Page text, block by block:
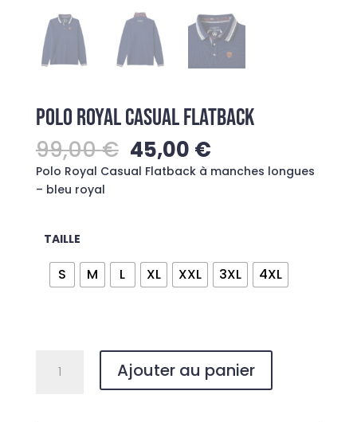
POLO ROYAL CASUAL FLATBACK
99,00€ Le
prix
initial
45,00 €Le
prix
actuel
Polo Royal Casual Flatback à manches longues
– bleu royal
TAILLE
S M L XL XXL 3XL 4XL
Ajouter au panier